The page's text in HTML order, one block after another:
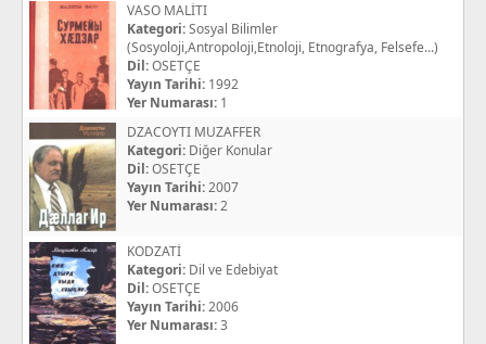
VASO MALİTI
Kategori:Sosyal Bilimler
(Sosyoloji,Antropoloji,Etnoloji, Etnografya, Felsefe...)
Dil:OSETÇE
Yayın Tarihi: 1992
Yer Numarası: 1
DZACOYTI MUZAFFER
Kategori: Diğer Konular
Dil:OSETÇE
Yayın Tarihi:2007
Yer Numarası:2
KODZATİ
Kategori: Dil ve Edebiyat
Dil:OSETÇE
Yayın Tarihi:2006
Yer Numarası:3